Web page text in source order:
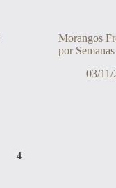
Morangos
por Semanas
03/11/
4